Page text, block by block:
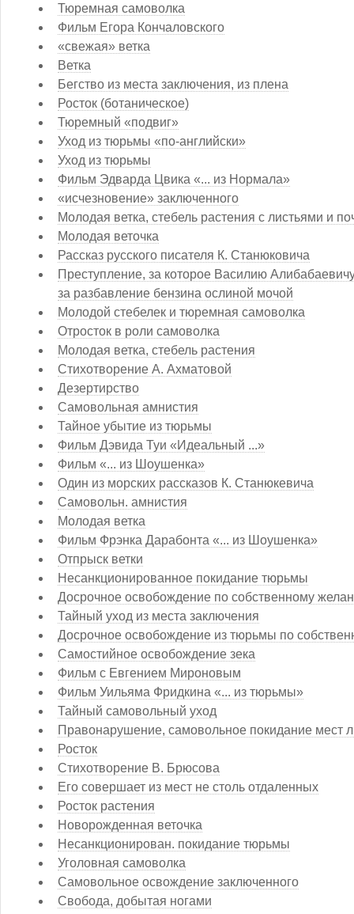
Тюремная самоволка
Фильм Егора Кончаловского
«свежая» ветка
Ветка
Бегство из места заключения, из плена
Росток (ботаническое)
Тюремный «подвиг»
Уход из тюрьмы «по-английски»
Уход из тюрьмы
Фильм Эдварда Цвика «... из Нормала»
«исчезновение» заключенного
Молодая ветка, стебель растения с листьями и
Молодая веточка
Рассказ русского писателя К. Станюковича
Преступление, за которое Василию
за разбавление бензина ослиной мочой
Молодой стебелек и тюремная самоволка
Отросток в роли самоволка
Молодая ветка, стебель растения
Стихотворение А. Ахматовой
Дезертирство
Самовольная амнистия
Тайное убытие из тюрьмы
Фильм Дэвида Туи «Идеальный ...»
Фильм «... из Шоушенка»
Один из морских рассказов К. Станюкевича
Самовольн. амнистия
Молодая ветка
Фильм Фрэнка Дарабонта «... из Шоушенка»
Отпрыск ветки
Несанкционированное покидание тюрьмы
Досрочное освобождение по собственному
Тайный уход из места заключения
Досрочное освобождение из тюрьмы по
Самостийное освобождение зека
Фильм с Евгением Мироновым
Фильм Уильяма Фридкина «... из тюрьмы»
Тайный самовольный уход
Правонарушение, самовольное покидание мест
Росток
Стихотворение В. Брюсова
Его совершает из мест не столь отдаленных
Росток растения
Новорожденная веточка
Несанкционирован. покидание тюрьмы
Уголовная самоволка
Самовольное освождение заключенного
Свобода, добытая ногами